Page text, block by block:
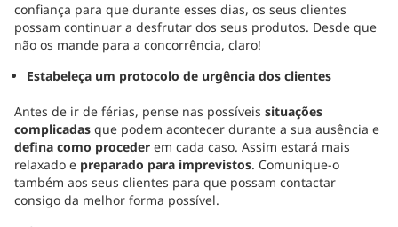
confiança para que durante esses dias, os seus clientes
possam continuar a desfrutar dos seus produtos. Desde que
não os mande para a concorrência, claro!
Estabeleça um protocolo de urgência dos clientes
Antes de ir de férias, pense nas possíveis situações
complicadas que podem acontecer durante a sua ausência e
defina como proceder em cada caso. Assim estará mais
relaxado e preparado para imprevistos. Comunique-o
também aos seus clientes para que possam contactar
consigo da melhor forma possível.